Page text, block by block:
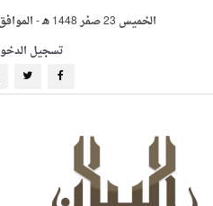
الخميس 23 صفر 1448 هـ -الموافق2026/08/06م
تسجيل